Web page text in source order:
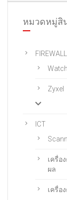
หมวดหมู่สิ
FIREWALL
Zyxel
ICT
เครื่อ
ผล
เครื่อ